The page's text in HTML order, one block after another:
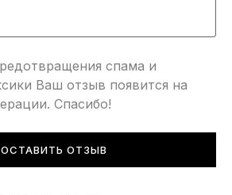
спама и
Ваш отзыв появится на
Спасибо!
ОСТАВИТЬ ОТЗЫВ